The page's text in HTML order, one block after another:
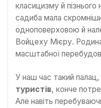
класицизму й
садиба мала
одноповерховою й
Войцеху Мієру.
масштабної
У наш час такий палац,
туристів, конче
Але навіть